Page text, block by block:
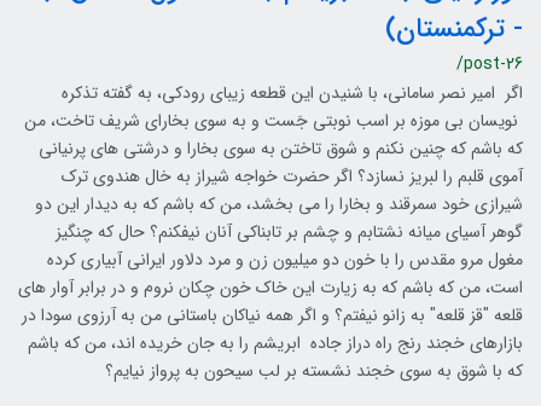
- ترکمنستان)
/post-26
اگر امیر نصر سامانی، با شنیدن این قطعه زیبای رودکی، به گفته تذکره
نویسان بی موزه بر اسب نوبتی جَست و به سوی بخارای شریف تاخت، من
که باشم که چنین نکنم و شوق تاختن به سوی بخارا و درشتی های پرنیانی
آموی قلبم را لبریز نسازد؟ اگر حضرت خواجه شیراز به خال هندوی ترک
شیرازی خود سمرقند و بخارا را می بخشد، من که باشم که به دیدار این دو
گوهر آسیای میانه نشتابم و چشم بر تابناکی آنان نیفکنم؟ حال که چنگیز
مغول مرو مقدس را با خون دو میلیون زن و مرد دلاور ایرانی آبیاری کرده
است، من که باشم که به زیارت این خاک خون چکان نروم و در برابر آوار های
قلعه "قز قلعه" به زانو نیفتم؟ و اگر همه نیاکان باستانی من به آرزوی سودا در
بازارهای خجند رنج راه دراز جاده ابریشم را به جان خریده اند، من که باشم
که با شوق به سوی خجند نشسته بر لب سیحون به پرواز نیایم؟